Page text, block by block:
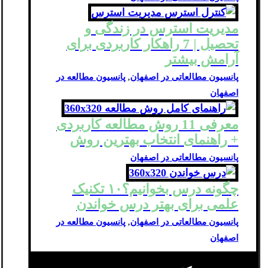
مدیریت استرس در زندگی و
تحصیل | 7 راهکار کاربردی برای
آرامش بیشتر
پانسیون مطالعاتی در اصفهان, پانسیون مطالعه در
اصفهان
معرفی 11 روش مطالعه کاربردی
+ راهنمای انتخاب بهترین روش
پانسیون مطالعاتی در اصفهان
چگونه درس بخوانیم؟۱۰ تکنیک
علمی برای بهتر درس خواندن
پانسیون مطالعاتی در اصفهان, پانسیون مطالعه در
اصفهان